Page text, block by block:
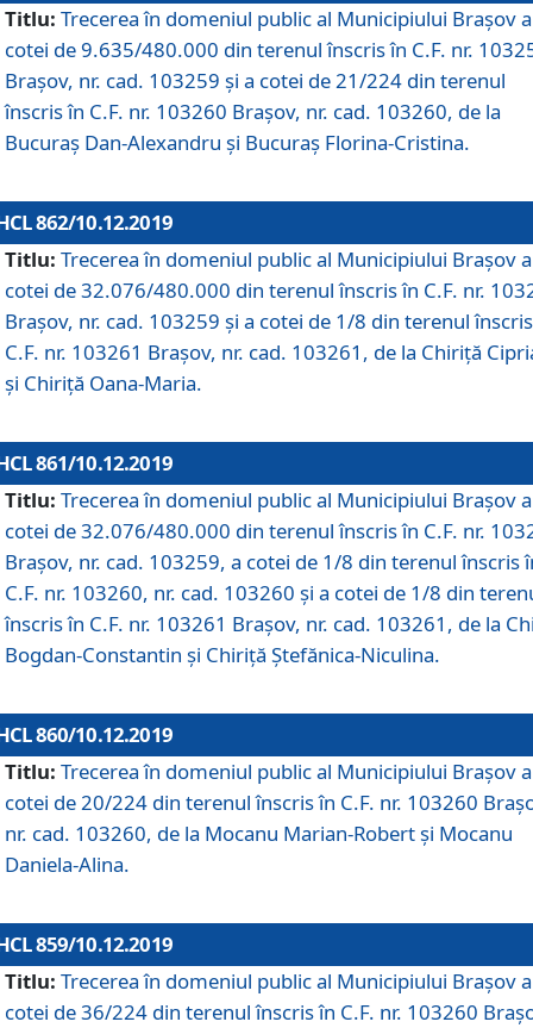
Titlu: Trecerea în domeniul public al Municipiului Braşov a
cotei de 9.635/480.000 din terenul înscris în C.F. nr.
Brașov, nr. cad. 103259 și a cotei de 21/224 din terenul
înscris în C.F. nr. 103260 Brașov, nr. cad. 103260, de la
Bucuraș Dan-Alexandru și Bucuraș Florina-Cristina.
862/10.12.2019
Titlu: Trecerea în domeniul public al Municipiului Braşov a
cotei de 32.076/480.000 din terenul înscris în C.F. nr.
Brașov, nr. cad. 103259 și a cotei de 1/8 din terenul
C.F. nr. 103261 Brașov, nr. cad. 103261, de la Chiriță
și Chiriță Oana-Maria.
861/10.12.2019
Titlu: Trecerea în domeniul public al Municipiului Braşov a
cotei de 32.076/480.000 din terenul înscris în C.F. nr.
Brașov, nr. cad. 103259, a cotei de 1/8 din terenul înscris
C.F. nr. 103260, nr. cad. 103260 și a cotei de 1/8 din
înscris în C.F. nr. 103261 Brașov, nr. cad. 103261, de la
Bogdan-Constantin și Chiriță Ștefănica-Niculina.
860/10.12.2019
Titlu: Trecerea în domeniul public al Municipiului Braşov a
cotei de 20/224 din terenul înscris în C.F. nr. 103260
nr. cad. 103260, de la Mocanu Marian-Robert și Mocanu
Daniela-Alina.
859/10.12.2019
Titlu: Trecerea în domeniul public al Municipiului Braşov a
cotei de 36/224 din terenul înscris în C.F. nr. 103260